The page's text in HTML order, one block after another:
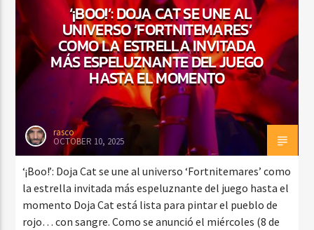
‘¡BOO!’: DOJA CAT SE UNE AL
UNIVERSO ‘FORTNITEMARES’
COMO LA ESTRELLA INVITADA
MÁS ESPELUZNANTE DEL JUEGO
HASTA EL MOMENTO
rasco
OCTOBER 10, 2025
‘¡Boo!’: Doja Cat se une al universo ‘Fortnitemares’ como
la estrella invitada más espeluznante del juego hasta el
momento Doja Cat está lista para pintar el pueblo de
rojo… con sangre. Como se anunció el miércoles (8 de